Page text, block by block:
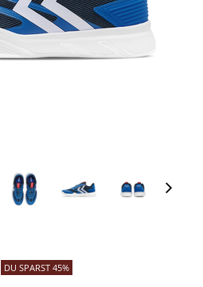
DU SPARST 45%